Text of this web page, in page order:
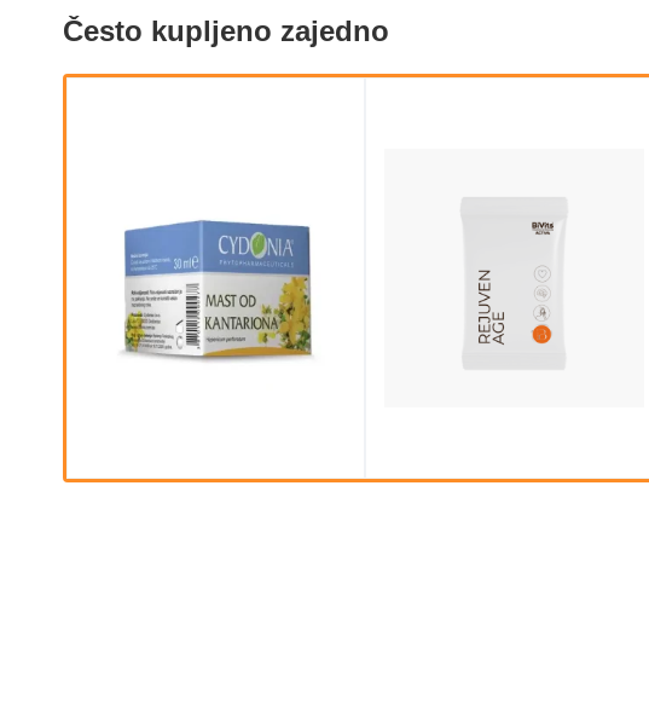
Često kupljeno zajedno